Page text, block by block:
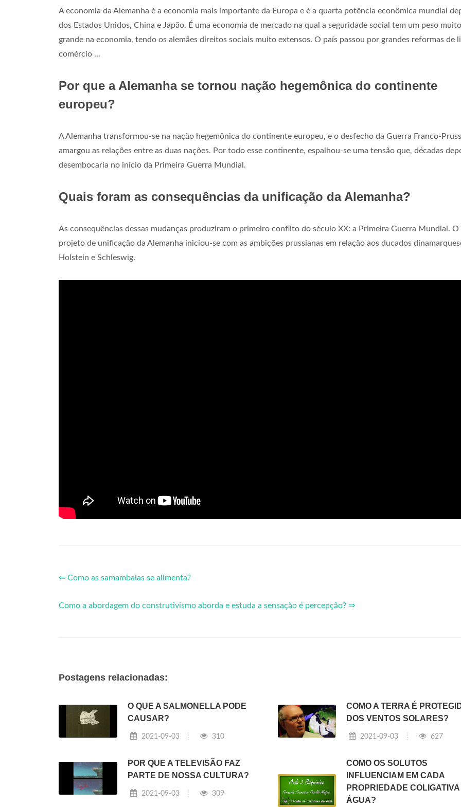
A economia da Alemanha é a economia mais importante da Europa e é a quarta potência econômica mundial
dos Estados Unidos, China e Japão. É uma economia de mercado na qual a seguridade social tem um peso muito
grande na economia, tendo os alemães direitos sociais muito extensos. O país passou por grandes reformas de
comércio ...
Por que a Alemanha se tornou nação hegemônica do continente
europeu?
A Alemanha transformou-se na nação hegemônica do continente europeu, e o desfecho da Guerra Franco-
amargou as relações entre as duas nações. Por todo esse continente, espalhou-se uma tensão que, décadas
desembocaria no início da Primeira Guerra Mundial.
Quais foram as consequências da unificação da Alemanha?
As consequências dessas mudanças produziram o primeiro conflito do século XX: a Primeira Guerra Mundial. O
projeto de unificação da Alemanha iniciou-se com as ambições prussianas em relação aos ducados
Holstein e Schleswig.
⇐ Como as samambaias se alimenta?
Como a abordagem do construtivismo aborda e estuda a sensação é percepção? ⇒
Postagens relacionadas:
O QUE A SALMONELLA PODE
CAUSAR?
2021-09-03 310
COMO A TERRA É
DOS VENTOS SOLARES?
2021-09-03 627
POR QUE A TELEVISÃO FAZ
PARTE DE NOSSA CULTURA?
2021-09-03 309
COMO OS SOLUTOS
INFLUENCIAM EM CADA
PROPRIEDADE
ÁGUA?